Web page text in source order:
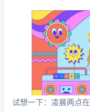
试想一下：凌晨两点